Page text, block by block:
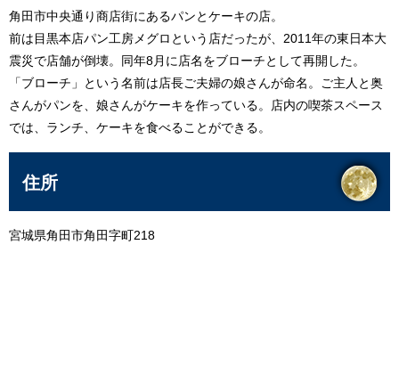
角田市中央通り商店街にあるパンとケーキの店。
前は目黒本店パン工房メグロという店だったが、2011年の東日本大
震災で店舗が倒壊。同年8月に店名をブローチとして再開した。
「ブローチ」という名前は店長ご夫婦の娘さんが命名。ご主人と奥
さんがパンを、娘さんがケーキを作っている。店内の喫茶スペース
では、ランチ、ケーキを食べることができる。
住所
宮城県角田市角田字町218